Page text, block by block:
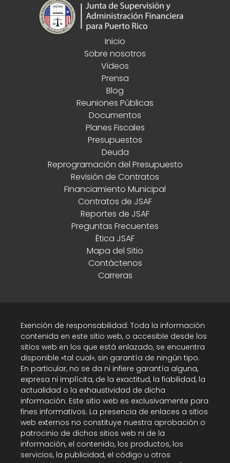
Inicio
Sobre nosotros
Videos
Prensa
Blog
Reuniones Públicas
Documentos
Planes Fiscales
Presupuestos
Deuda
Reprogramación del Presupuesto
Revisión de Contratos
Financiamiento Municipal
Contratos de JSAF
Reportes de JSAF
Preguntas Frecuentes
Ética JSAF
Mapa del Sitio
Contáctenos
Carreras
Exención de responsabilidad: Toda la información
contenida en este sitio web, o accesible desde los
sitios web en los que está enlazado, se encuentra
disponible «tal cual», sin garantía de ningún tipo.
En particular, no se da ni infiere garantía alguna,
expresa ni implícita, de la exactitud, la fiabilidad, la
actualidad o la exhaustividad de dicha
información. Este sitio web es exclusivamente para
fines informativos. La presencia de enlaces a sitios
web externos no constituye nuestra aprobación o
patrocinio de dichos sitios web ni de la
información, el contenido, los productos, los
servicios, la publicidad, el código u otros